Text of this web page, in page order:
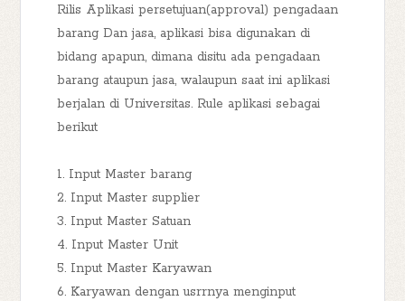
Rilis Aplikasi persetujuan(approval) pengadaan
barang Dan jasa, aplikasi bisa digunakan di
bidang apapun, dimana disitu ada pengadaan
barang ataupun jasa, walaupun saat ini aplikasi
berjalan di Universitas. Rule aplikasi sebagai
berikut
1. Input Master barang
2. Input Master supplier
3. Input Master Satuan
4. Input Master Unit
5. Input Master Karyawan
6. Karyawan dengan usrrnya menginput